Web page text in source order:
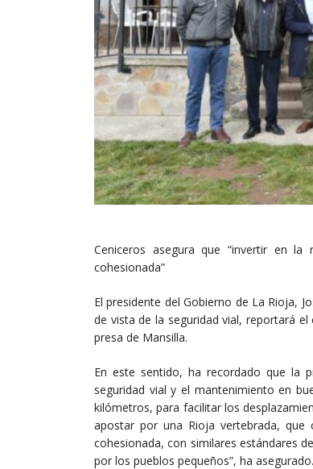
Ceniceros asegura que “invertir en
cohesionada”
El presidente del Gobierno de La Rioja,
de vista de la seguridad vial, reportará
presa de Mansilla.
En este sentido, ha recordado que la
seguridad vial y el mantenimiento en
kilómetros, para facilitar los
apostar por una Rioja vertebrada,
cohesionada, con similares estándares
por los pueblos pequeños”, ha asegurado.